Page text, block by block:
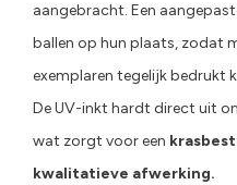
aangebracht. Een
ballen op hun plaats, zodat
exemplaren tegelijk bedrukt
De UV-inkt hardt direct uit
wat zorgt voor een
kwalitatieve afwerking.